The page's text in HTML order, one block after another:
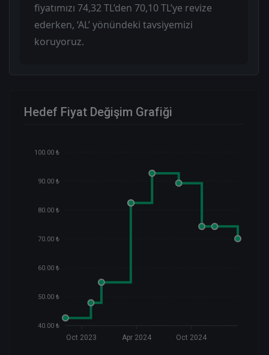
fiyatımızı 74,32 TL’den 70,10 TL’ye revize
ederken, ‘AL’ yönündeki tavsiyemizi
koruyoruz.
Hedef Fiyat Değişim Grafiği
100.00 ₺
90.00 ₺
80.00 ₺
70.00 ₺
60.00 ₺
50.00 ₺
40.00 ₺
Oct 2023 Apr 2024 Oct 2024